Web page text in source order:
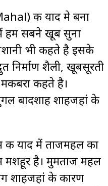
की याद मे बना
हम सबने खूब सुना
भी कहते है इसके
निर्माण शैली, खूबसूरती
कहते है।
बादशाह शाहजहां के
याद में ताजमहल का
मशहूर है। मुमताज महल
शाहजहां के कारण